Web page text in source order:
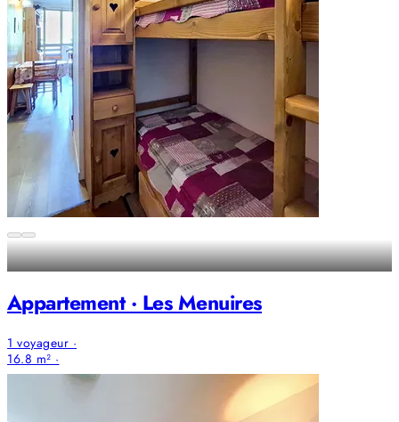
Appartement · Les Menuires
1 voyageur ·
16.8 m² ·